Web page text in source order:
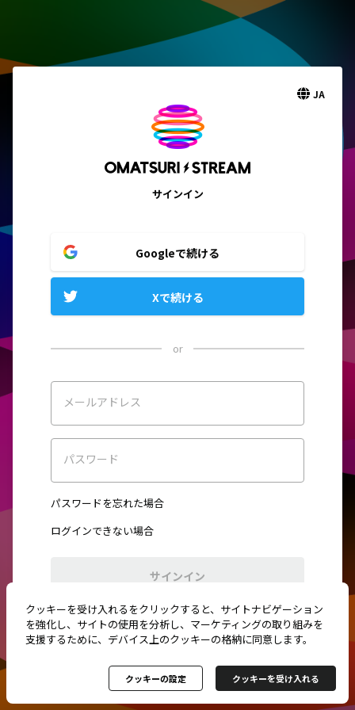
JA
サインイン
Googleで続ける
Xで続ける
or
メールアドレス
パスワード
パスワードを忘れた場合
ログインできない場合
サインイン
初めてご利用ですか？新規登録
クッキーを受け入れるをクリックすると、サイトナビゲーション
を強化し、サイトの使用を分析し、マーケティングの取り組みを
支援するために、デバイス上のクッキーの格納に同意します。
クッキーの設定 クッキーを受け入れる